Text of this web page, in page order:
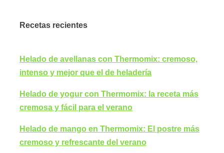
Recetas recientes
Helado de avellanas con Thermomix: cremoso,
intenso y mejor que el de heladería
Helado de yogur con Thermomix: la receta más
cremosa y fácil para el verano
Helado de mango en Thermomix: El postre más
cremoso y refrescante del verano